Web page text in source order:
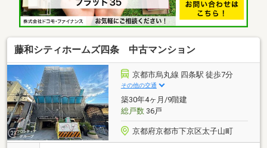
藤和シティホームズ四条 中古マンション
京都市烏丸線 四条駅 徒歩7分
その他の交通
築30年4ヶ月/9階建
総戸数36戸
京都府京都市下京区太子山町